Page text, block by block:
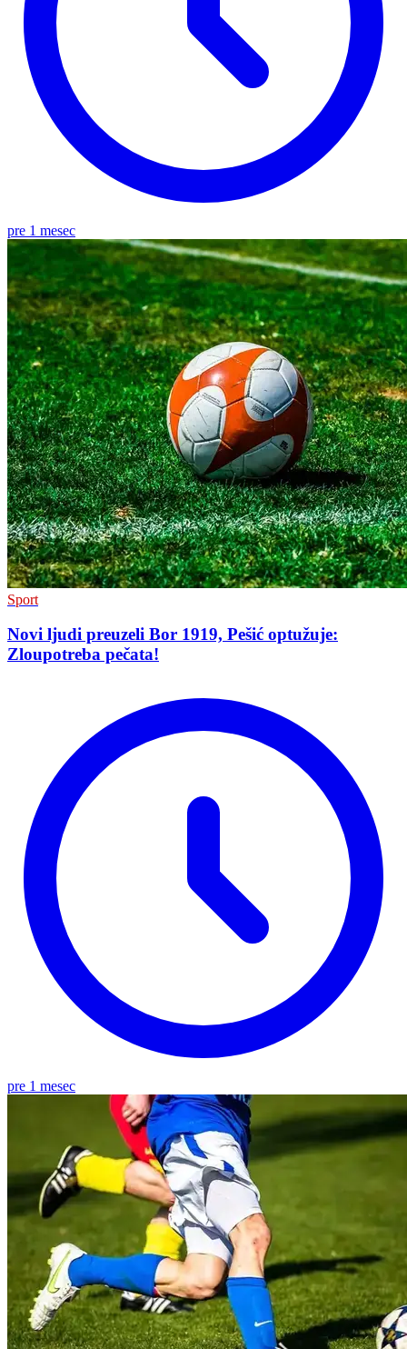
pre 1 mesec
Sport
Novi ljudi preuzeli Bor 1919, Pešić optužuje:
Zloupotreba pečata!
pre 1 mesec